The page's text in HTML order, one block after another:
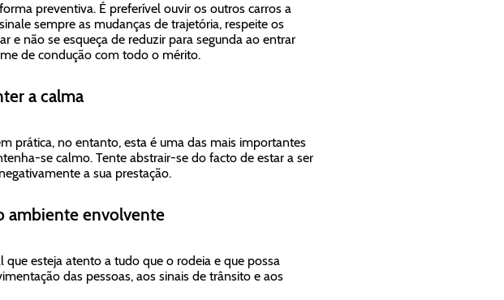
preventiva. É preferível ouvir os outros carros a
sempre as mudanças de trajetória, respeite os
e não se esqueça de reduzir para segunda ao entrar
de condução com todo o mérito.
a calma
prática, no entanto, esta é uma das mais importantes
se calmo. Tente abstrair-se do facto de estar a ser
a sua prestação.
ambiente envolvente
esteja atento a tudo que o rodeia e que possa
das pessoas, aos sinais de trânsito e aos